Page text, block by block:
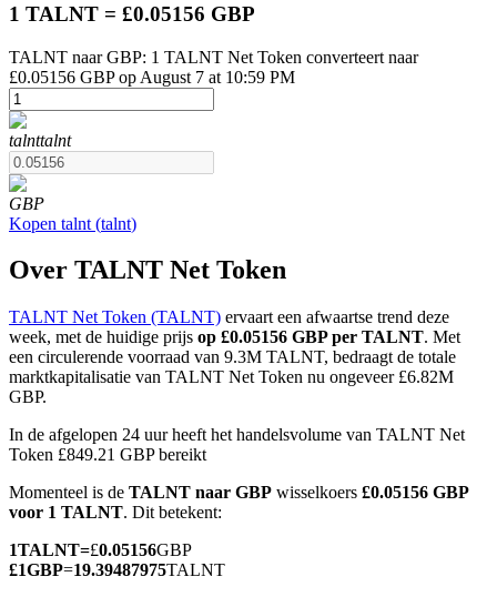
USDT-futures
COIN-M-futures
Cryptocurrency-futures
TradFi
1 TALNT = £0.05156 GBP
TALNT naar GBP: 1 TALNT Net Token converteert naar
£0.05156 GBP op August 7 at 10:59 PM
talnttalnt
GBP
Kopen talnt (talnt)
Over TALNT Net Token
TALNT Net Token (TALNT) ervaart een afwaartse trend deze
week, met de huidige prijs op £0.05156 GBP per TALNT. Met
een circulerende voorraad van 9.3M TALNT, bedraagt de totale
marktkapitalisatie van TALNT Net Token nu ongeveer £6.82M
GBP.
In de afgelopen 24 uur heeft het handelsvolume van TALNT Net
Token £849.21 GBP bereikt
Momenteel is de TALNT naar GBP wisselkoers £0.05156 GBP
voor 1 TALNT. Dit betekent:
1TALNT=£0.05156GBP
£1GBP=19.39487975TALNT